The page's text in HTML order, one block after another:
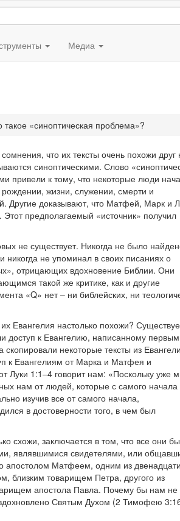
Медиа
такое «синоптическая проблема»?
что их тексты очень похожи друг
синоптическими. Слово
привели к тому, что некоторые люди
жизни, служении, смерти и
Другие доказывают, что Матфей, Марк и
предполагаемый «источник» получил
не существует. Никогда не было
никогда не упоминал в своих писаниях о
отрицающих вдохновение Библии. Они
такой же критике, как и другие
«Q» нет – ни библейских, ни
Евангелия настолько похожи?
доступ к Евангелию, написанному первым
некоторые тексты из
к Евангелиям от Марка и Матфея и
Луки 1:1–4 говорит нам: «Поскольку уже
нам от людей, которые с самого
изучив все от самого начала,
в достоверности того, в чем был
схожи, заключается в том, что все они
являвшимися свидетелями, или
апостолом Матфеем, одним из двенадцати
близким товарищем Петра, другого из
апостола Павла. Почему бы нам не
Святым Духом (2 Тимофею